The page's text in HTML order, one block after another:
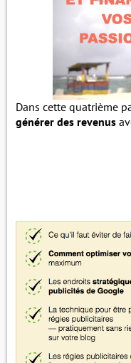
Dans cette quatrième
générer des revenus